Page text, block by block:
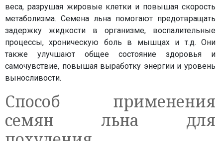
веса, разрушая жировые клетки и повышая скорость
метаболизма. Семена льна помогают предотвращать
задержку жидкости в организме, воспалительные
процессы, хроническую боль в мышцах и т.д. Они
также улучшают общее состояние здоровья и
самочувствие, повышая выработку энергии и уровень
выносливости.
Способ применения
семян льна для